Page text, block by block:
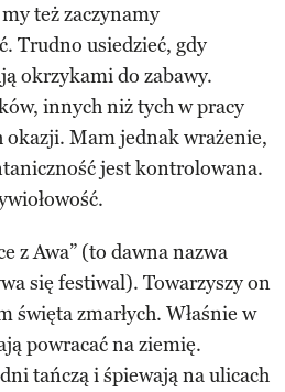
też zaczynamy
Trudno usiedzieć, gdy
okrzykami do zabawy.
innych niż tych w pracy
okazji. Mam jednak wrażenie,
jest kontrolowana.
z Awa” (to dawna nazwa
się festiwal). Towarzyszy on
święta zmarłych. Właśnie w
powracać na ziemię.
tańczą i śpiewają na ulicach